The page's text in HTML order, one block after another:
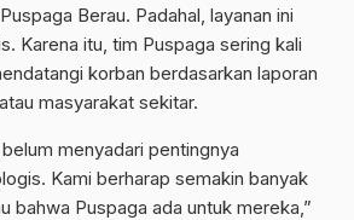
Berau. Padahal, layanan ini
Karena itu, tim Puspaga sering kali
korban berdasarkan laporan
masyarakat sekitar.
menyadari pentingnya
Kami berharap semakin banyak
bahwa Puspaga ada untuk mereka,”